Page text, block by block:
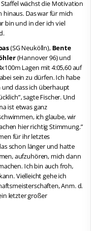
wächst die Motivation
Das war für mich
bin und in der ich viel
(SG Neukölln), Bente
(Hannover 96) und
Lagen mit 4:05,60 auf
sein zu dürfen. Ich habe
dass ich überhaupt
sagte Fischer. Und
ist etwas ganz
ich glaube, wir
hier richtig Stimmung.”
für ihr letztes
schon länger und hatte
aufzuhören, mich dann
Ich bin auch froh,
Vielleicht gehe ich
Anm. d.
letzter großer